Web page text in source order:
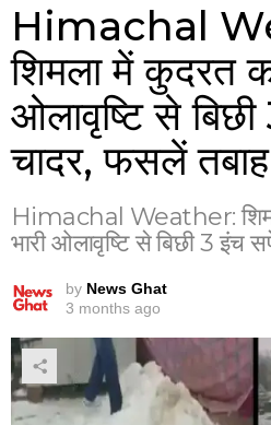
Himachal
शिमला में कुदरत
ओलावृष्टि से
चादर, फसलें तबाह
Himachal Weather:
भारी ओलावृष्टि से बिछी 3 इंच
by News Ghat
3 months ago